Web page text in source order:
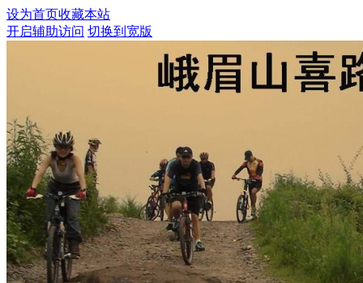
设为首页收藏本站
开启辅助访问 切换到宽版